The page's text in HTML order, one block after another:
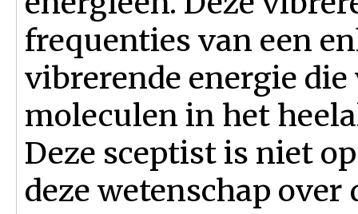
frequenties van een
vibrerende energie
moleculen in het
Deze sceptist is niet
deze wetenschap